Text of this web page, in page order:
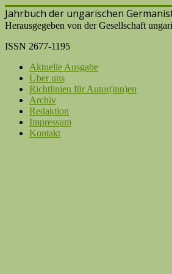
Jahrbuch der ungarischen
Herausgegeben von der Gesellschaft
ISSN 2677-1195
Aktuelle Ausgabe
Über uns
Richtlinien für Autor(inn)en
Archiv
Redaktion
Impressum
Kontakt